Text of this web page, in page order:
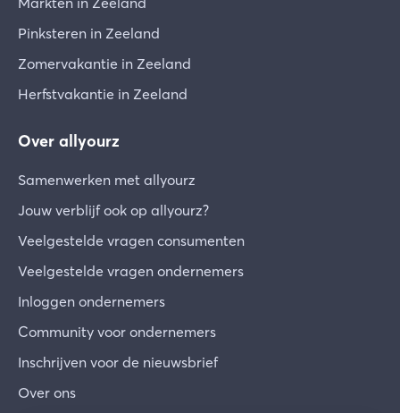
Pinksteren in Zeeland
Zomervakantie in Zeeland
Herfstvakantie in Zeeland
Over allyourz
Samenwerken met allyourz
Jouw verblijf ook op allyourz?
Veelgestelde vragen consumenten
Veelgestelde vragen ondernemers
Inloggen ondernemers
Community voor ondernemers
Inschrijven voor de nieuwsbrief
Over ons